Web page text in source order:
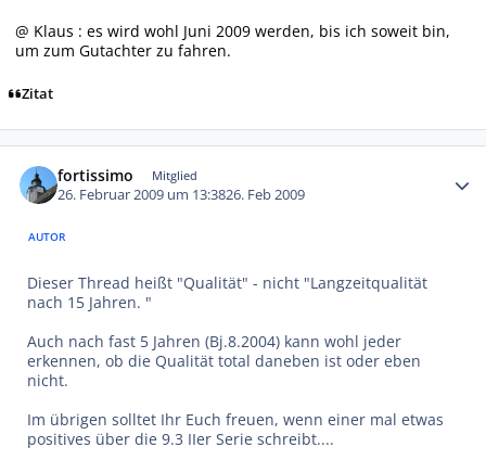
@ Klaus : es wird wohl Juni 2009 werden, bis ich soweit bin,
um zum Gutachter zu fahren.
Zitat
fortissimo Mitglied
26. Februar 2009 um 13:3826. Feb 2009
AUTOR
Dieser Thread heißt "Qualität" - nicht "Langzeitqualität
nach 15 Jahren. "
Auch nach fast 5 Jahren (Bj.8.2004) kann wohl jeder
erkennen, ob die Qualität total daneben ist oder eben
nicht.
Im übrigen solltet Ihr Euch freuen, wenn einer mal etwas
positives über die 9.3 IIer Serie schreibt....